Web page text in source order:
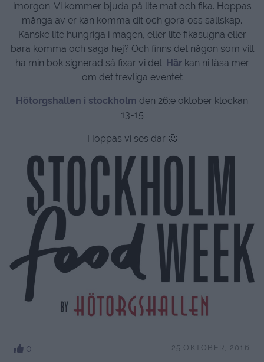
imorgon. Vi kommer bjuda på lite mat och fika. Hoppas
många av er kan komma dit och göra oss sällskap.
Kanske lite hungriga i magen, eller lite fikasugna eller
bara komma och säga hej? Och finns det någon som vill
ha min bok signerad så fixar vi det. Härkan ni läsa mer
om det trevliga eventet
Hötorgshallen i stockholm den 26:e oktober klockan
13-15
Hoppas vi ses där 🙂
0 25 OKTOBER, 2016